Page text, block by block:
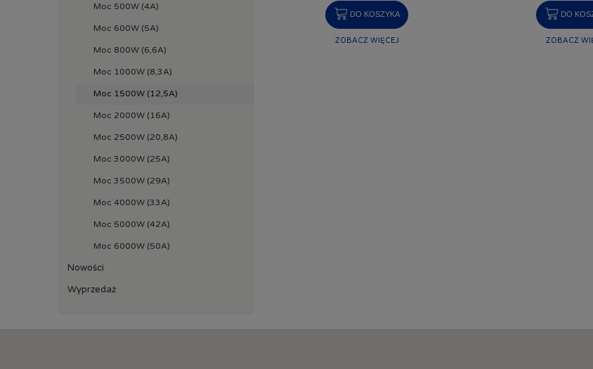
Moc 500W (4A)
Moc 600W (5A)
Moc 800W (6,6A)
Moc 1000W (8,3A)
Moc 1500W (12,5A)
Moc 2000W (16A)
Moc 2500W (20,8A)
Moc 3000W (25A)
Moc 3500W (29A)
Moc 4000W (33A)
Moc 5000W (42A)
Moc 6000W (50A)
Nowości
Wyprzedaż
DO KOSZYKA
ZOBACZ WIĘCEJ
DO
ZOBACZ